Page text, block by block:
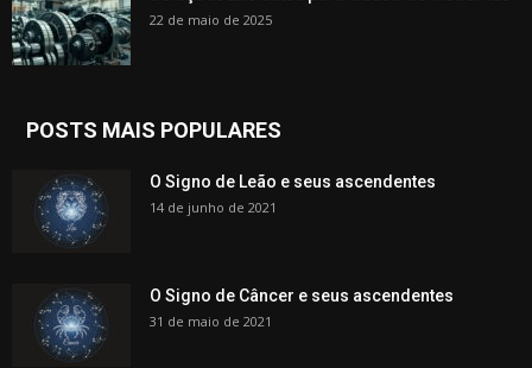
22 de maio de 2025
POSTS MAIS POPULARES
O Signo de Leão e seus ascendentes
14 de junho de 2021
O Signo de Câncer e seus ascendentes
31 de maio de 2021